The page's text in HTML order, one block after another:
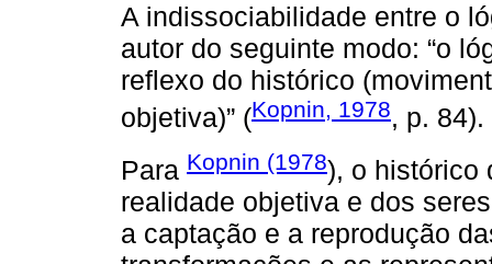
A indissociabilidade entre o
autor do seguinte modo: “o
reflexo do histórico
objetiva)” (Kopnin, 1978, p. 84).
Para Kopnin (1978), o histórico
realidade objetiva e dos
a captação e a reprodução